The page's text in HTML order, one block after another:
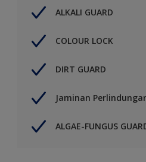
ALKALI GUARD
COLOUR LOCK
DIRT GUARD
Jaminan
ALGAE-FUNGUS